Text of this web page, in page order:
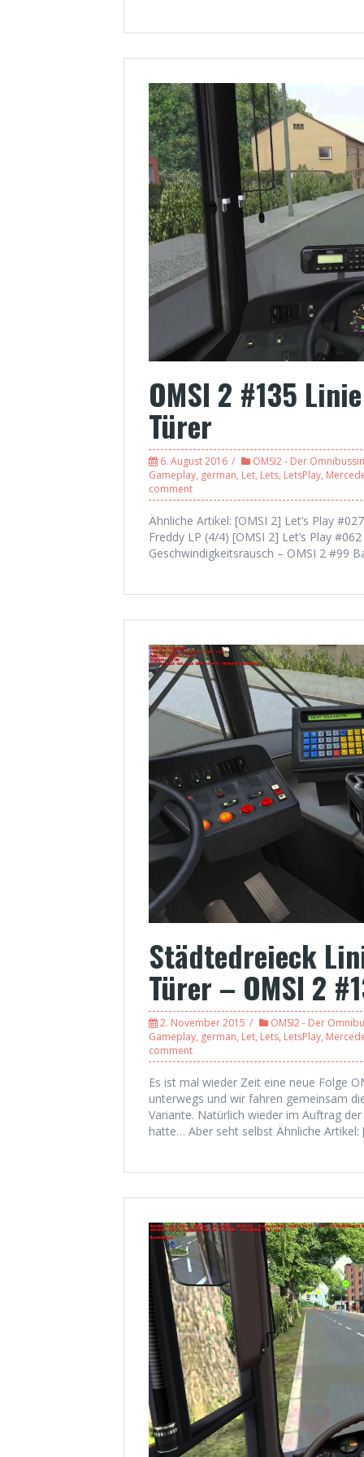
OMSI 2 #135
Türer
6. August 2016
OMSI2 - Der
Gameplay, german, Let, Lets, LetsPlay,
comment
Ähnliche Artikel: [OMSI 2] Let’s Play
Freddy LP (4/4) [OMSI 2] Let’s Play
Geschwindigkeitsrausch – OMSI 2 #99
Städtedreieck
Türer – OMSI 2
2. November 2015
OMSI2 - Der
Gameplay, german, Let, Lets, LetsPlay,
comment
Es ist mal wieder Zeit eine neue Folge
unterwegs und wir fahren gemeinsam
Variante. Natürlich wieder im Auftrag
hatte… Aber seht selbst Ähnliche Artikel: